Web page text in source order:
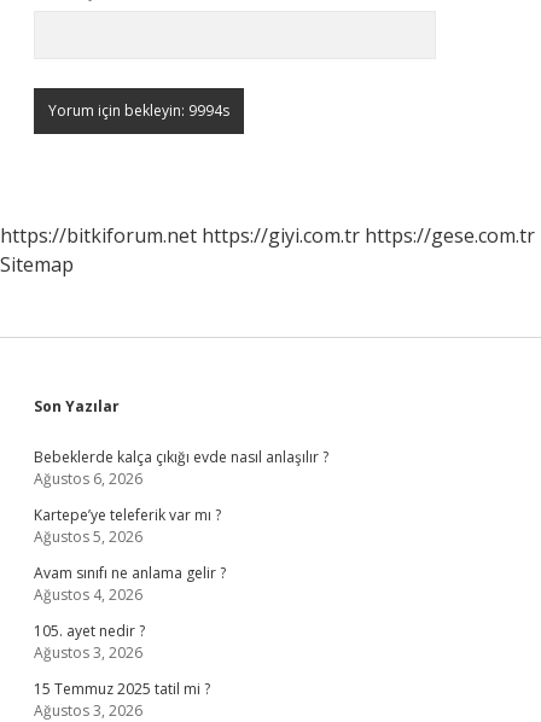
https://bitkiforum.net https://giyi.com.tr https://gese.com.tr
Sitemap
Sidebar
Son Yazılar
Bebeklerde kalça çıkığı evde nasıl anlaşılır ?
Ağustos 6, 2026
Kartepe’ye teleferik var mı ?
Ağustos 5, 2026
Avam sınıfı ne anlama gelir ?
Ağustos 4, 2026
105. ayet nedir ?
Ağustos 3, 2026
15 Temmuz 2025 tatil mi ?
Ağustos 3, 2026